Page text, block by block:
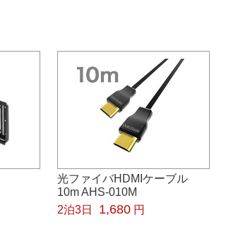
光ファイバHDMIケーブル
10m AHS-010M
2泊3日
1,680 円